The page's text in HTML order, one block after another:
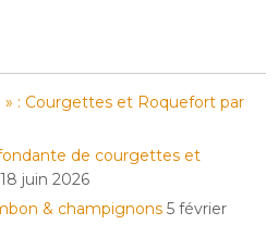
» : Courgettes et Roquefort par
de courgettes et
18 juin 2026
& champignons 5 février